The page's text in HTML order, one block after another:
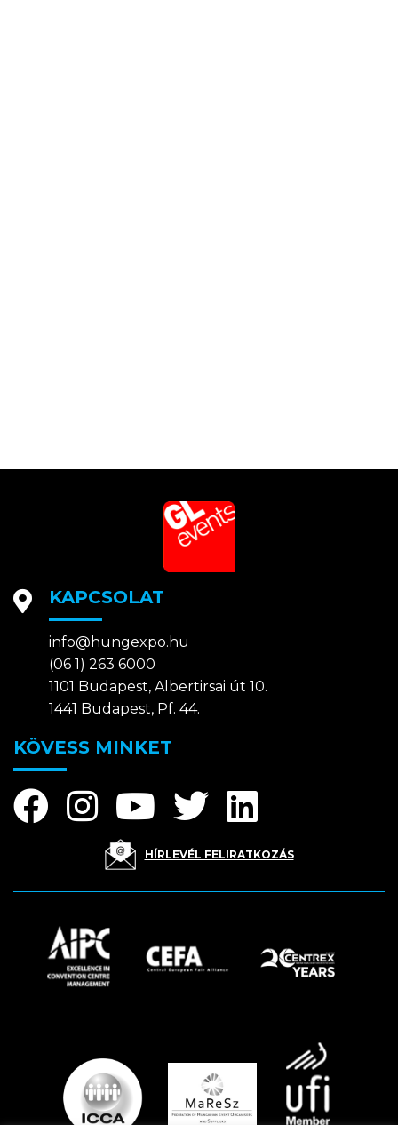
KAPCSOLAT
info@hungexpo.hu
(06 1) 263 6000
1101 Budapest, Albertirsai út 10.
1441 Budapest, Pf. 44.
KÖVESS MINKET
HÍRLEVÉL FELIRATKOZÁS